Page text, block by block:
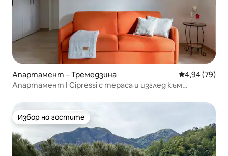
Апартамент – Тремедзина Средна
4,94 (79)
Апартамент I Cipressi с тераса и изглед към
Избор на гостите
Избор на гостите